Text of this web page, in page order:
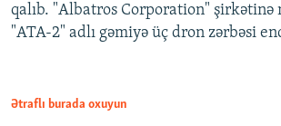
qalıb. "Albatros Corporation" şirkətinə
"ATA-2" adlı gəmiyə üç dron zərbəsi
Ətraflı burada oxuyun